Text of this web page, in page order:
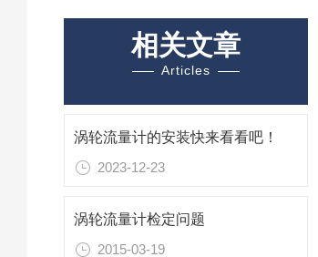
相关文章
Articles
涡轮流量计的安装快来看看吧！
2023-12-23
涡轮流量计检定问题
2015-03-19